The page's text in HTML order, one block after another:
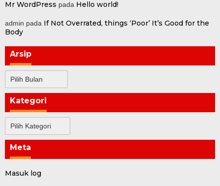
Mr WordPress pada Hello world!
admin pada If Not Overrated, things ‘Poor’ It’s Good for the
Body
Arsip
Kategori
Meta
Masuk log